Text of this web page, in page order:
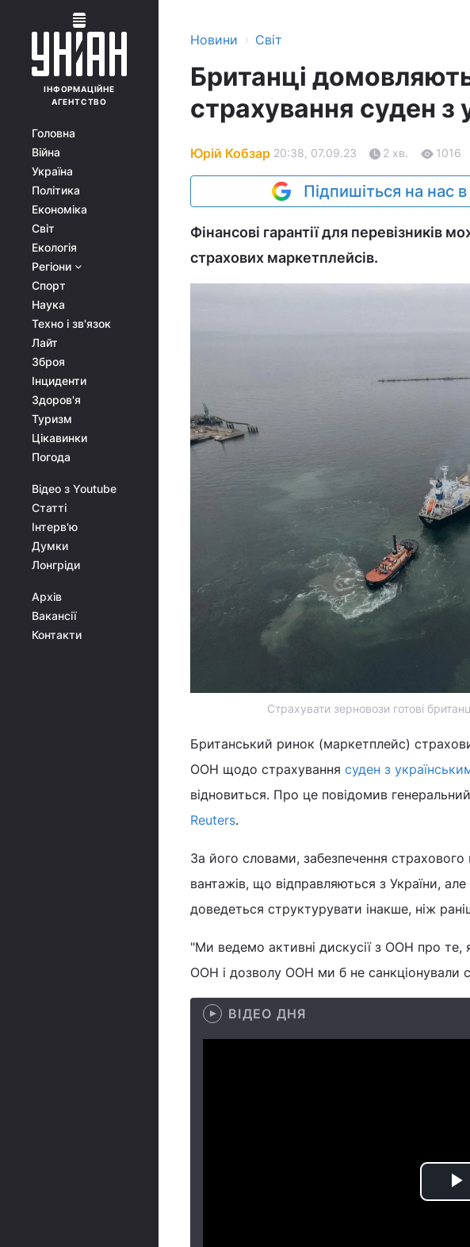
ІНФОРМАЦІЙНЕ
АГЕНТСТВО
Головна
Війна
Україна
Політика
Економіка
Світ
Екологія
Регіони
Спорт
Наука
Техно і зв'язок
Лайт
Зброя
Інциденти
Здоров'я
Туризм
Цікавинки
Погода
Відео з Youtube
Статті
Інтерв'ю
Думки
Лонгріди
Архів
Вакансії
Контакти
Новини › Світ
Британці
страхування суден з
Юрій Кобзар 20:38, 07.09.23 2 хв. 1016
Підпишіться на нас
Фінансові гарантії для перевізників
страхових маркетплейсів.
Страхувати зерновози готові
Британський ринок (маркетплейс)
ООН щодо страхування суден з
відновиться. Про це повідомив
Reuters.
За його словами, забезпечення
вантажів, що відправляються з України,
доведеться структурувати інакше, ніж
"Ми ведемо активні дискусії з ООН про те,
ООН і дозволу ООН ми б не санкціонували
ВІДЕО ДНЯ